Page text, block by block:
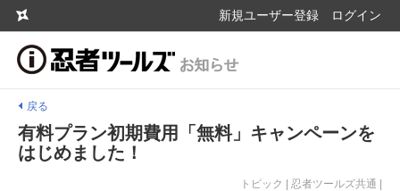
新規ユーザー登録 ログイン
戻る
有料プラン初期費用「無料」キャンペーンを
はじめました！
トピック | 忍者ツールズ共通 |